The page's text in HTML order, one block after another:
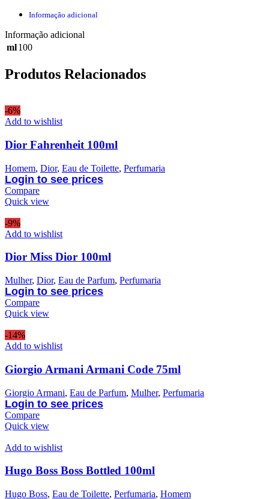
Informação adicional
Informação adicional
ml100
Produtos Relacionados
-6%
Add to wishlist
Dior Fahrenheit 100ml
Homem, Dior, Eau de Toilette, Perfumaria
Login to see prices
Compare
Quick view
-9%
Add to wishlist
Dior Miss Dior 100ml
Mulher, Dior, Eau de Parfum, Perfumaria
Login to see prices
Compare
Quick view
-14%
Add to wishlist
Giorgio Armani Armani Code 75ml
Giorgio Armani, Eau de Parfum, Mulher, Perfumaria
Login to see prices
Compare
Quick view
Add to wishlist
Hugo Boss Boss Bottled 100ml
Hugo Boss, Eau de Toilette, Perfumaria, Homem